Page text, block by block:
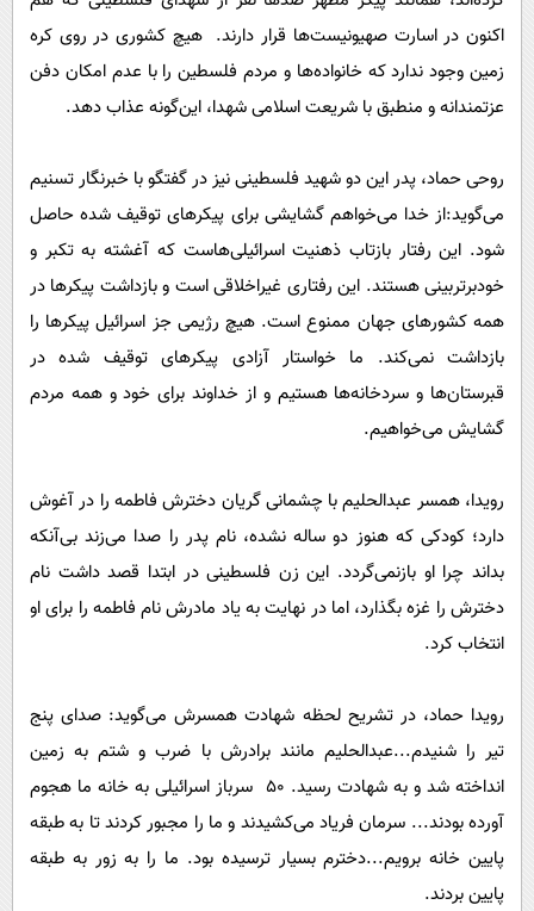
اکنون در اسارت صهیونیست‌ها قرار دارند. هیچ کشوری در روی کره
زمین وجود ندارد که خانواده‌ها و مردم فلسطین را با عدم امکان دفن
عزتمندانه و منطبق با شریعت اسلامی شهدا، این‌گونه عذاب دهد.
روحی حماد، پدر این دو شهید فلسطینی نیز در گفتگو با خبرنگار تسنیم
می‌گوید:از خدا می‌خواهم گشایشی برای پیکرهای توقیف شده حاصل
شود. این رفتار بازتاب‌ ذهنیت اسرائیلی‌هاست که آغشته به تکبر و
خودبرتربینی هستند. این رفتاری غیراخلاقی است و بازداشت پیکرها در
همه کشورهای جهان ممنوع است. هیچ رژیمی جز اسرائیل پیکرها را
بازداشت نمی‌کند. ما خواستار آزادی پیکرهای توقیف شده در
قبرستان‌ها و سردخانه‌ها هستیم و از خداوند برای خود و همه مردم
گشایش می‌خواهیم.
رویدا، همسر عبدالحلیم با چشمانی گریان دخترش فاطمه را در آغوش
دارد؛ کودکی که هنوز دو ساله نشده، نام پدر را صدا می‌زند بی‌آنکه
بداند چرا او بازنمی‌گردد. این زن فلسطینی در ابتدا قصد داشت نام
دخترش را غزه بگذارد، اما در نهایت به یاد مادرش نام فاطمه را برای او
انتخاب کرد.
رویدا حماد، در تشریح لحظه شهادت همسرش می‌گوید: صدای پنج
تیر را شنیدم...عبدالحلیم مانند برادرش با ضرب و شتم به زمین
انداخته شد و به شهادت رسید. 50 سرباز اسرائیلی به خانه ما هجوم
آورده بودند... سرمان فریاد می‌کشیدند و ما را مجبور کردند تا به طبقه
پایین خانه برویم...دخترم بسیار ترسیده بود. ما را به زور به طبقه
پایین بردند.